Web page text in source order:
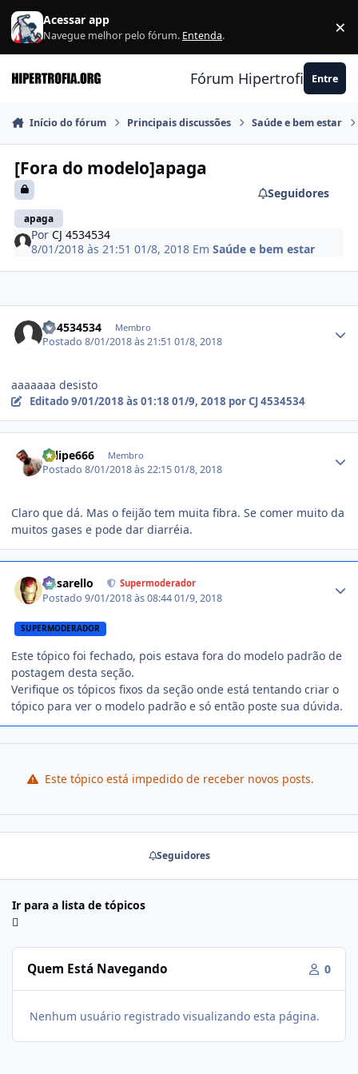
Ir para conteúdo
Acessar app
Navegue melhor pelo fórum. Entenda. ×
Fórum Hipertrofia.org
Entre
Início do fórum Principais discussões Saúde e bem estar
[Fora do modelo]apaga
apaga
Seguidores
PorCJ 4534534
8/01/2018 às 21:5101/8, 2018 EmSaúde e bem estar
CJ 4534534 Membro
Postado8/01/2018 às 21:5101/8, 2018
aaaaaaa desisto
Editado9/01/2018 às 01:18 01/9, 2018 por CJ 4534534
Felipe666 Membro
Postado8/01/2018 às 22:1501/8, 2018
Claro que dá. Mas o feijão tem muita fibra. Se comer muito da
muitos gases e pode dar diarréia.
busarello Supermoderador
Postado9/01/2018 às 08:4401/9, 2018
SUPERMODERADOR
Este tópico foi fechado, pois estava fora do modelo padrão de
postagem desta seção.
Verifique os tópicos fixos da seção onde está tentando criar o
tópico para ver o modelo padrão e só então poste sua dúvida.
Este tópico está impedido de receber novos posts.
Seguidores
Ir para a lista de tópicos
Quem Está Navegando 0
Nenhum usuário registrado visualizando esta página.